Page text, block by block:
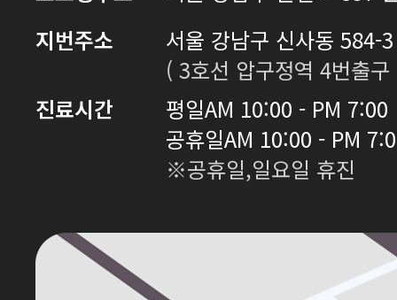
지번주소
서울 강남구 신사동 584-
( 3호선 압구정역 4번출
진료시간
평일AM 10:00 - PM 7:00
공휴일AM 10:00 - PM
※공휴일,일요일 휴진